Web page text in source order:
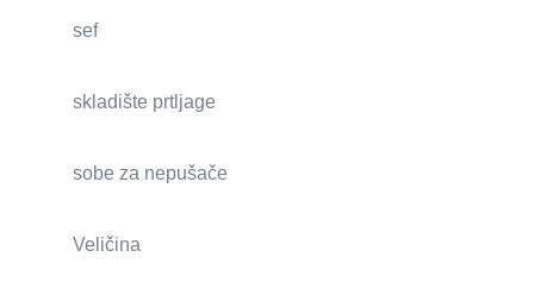
sef
skladište prtljage
sobe za nepušače
Veličina